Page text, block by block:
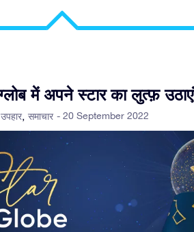
में अपने स्टार का लुत्फ़ उठाएं
समाचार - 20 September 2022